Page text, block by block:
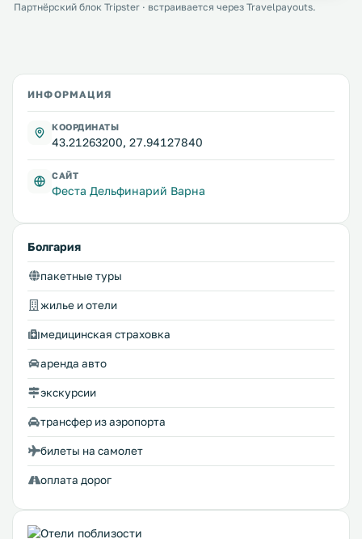
Партнёрский блок Tripster · встраивается через Travelpayouts.
ИНФОРМАЦИЯ
КООРДИНАТЫ
43.21263200, 27.94127840
САЙТ
Феста Дельфинарий Варна
Болгария
пакетные туры
жилье и отели
медицинская страховка
аренда авто
экскурсии
трансфер из аэропорта
билеты на самолет
оплата дорог